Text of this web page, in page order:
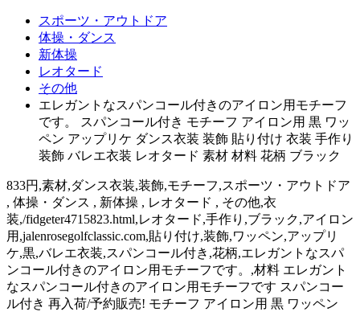
スポーツ・アウトドア
体操・ダンス
新体操
レオタード
その他
エレガントなスパンコール付きのアイロン用モチーフ
です。 スパンコール付き モチーフ アイロン用 黒 ワッ
ペン アップリケ ダンス衣装 装飾 貼り付け 衣装 手作り
装飾 バレエ衣装 レオタード 素材 材料 花柄 ブラック
833円,素材,ダンス衣装,装飾,モチーフ,スポーツ・アウトドア
, 体操・ダンス , 新体操 , レオタード , その他,衣
装,/fidgeter4715823.html,レオタード,手作り,ブラック,アイロン
用,jalenrosegolfclassic.com,貼り付け,装飾,ワッペン,アップリ
ケ,黒,バレエ衣装,スパンコール付き,花柄,エレガントなスパ
ンコール付きのアイロン用モチーフです。,材料 エレガント
なスパンコール付きのアイロン用モチーフです スパンコー
ル付き 再入荷/予約販売! モチーフ アイロン用 黒 ワッペン